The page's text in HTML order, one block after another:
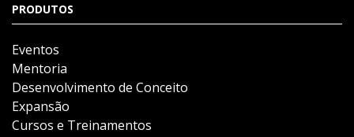
PRODUTOS
Eventos
Mentoria
Desenvolvimento de Conceito
Expansão
Cursos e Treinamentos